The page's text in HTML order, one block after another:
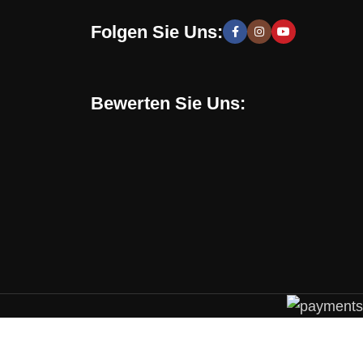
und stilvolle Lösungen, die Sie zur Schaffung
zu entwickeln. Sie erhalten speziell für Sie
Shop verwenden. Mit uns können Sie eine
Folgen Sie Uns:
Bewerten Sie Uns: